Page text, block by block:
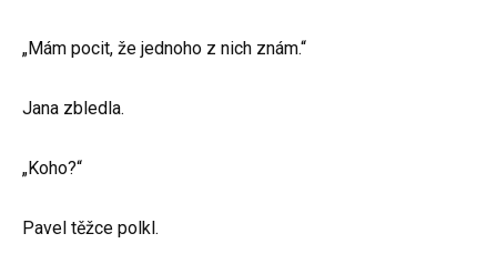
„Mám pocit, že jednoho z nich znám.“
Jana zbledla.
„Koho?“
Pavel těžce polkl.